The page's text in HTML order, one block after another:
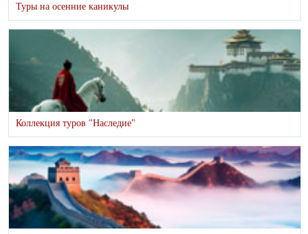
Туры на осенние каникулы
Коллекция туров "Наследие"